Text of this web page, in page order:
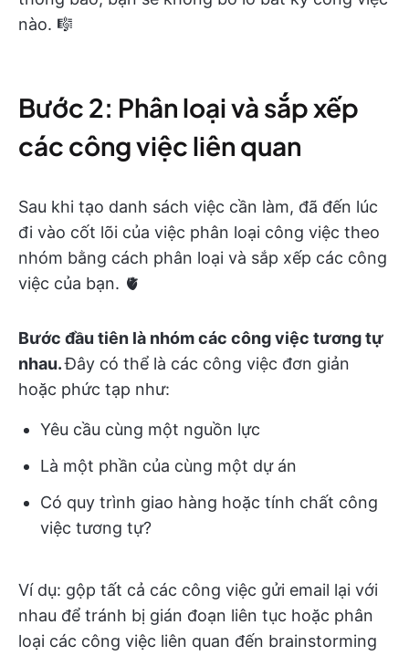
nào. 🎼
Bước 2: Phân loại và sắp xếp
các công việc liên quan
Sau khi tạo danh sách việc cần làm, đã đến lúc
đi vào cốt lõi của việc phân loại công việc theo
nhóm bằng cách phân loại và sắp xếp các công
việc của bạn. 🫀
Bước đầu tiên là nhóm các công việc tương tự
nhau.Đây có thể là các công việc đơn giản
hoặc phức tạp như:
Yêu cầu cùng một nguồn lực
Là một phần của cùng một dự án
Có quy trình giao hàng hoặc tính chất công
việc tương tự?
Ví dụ: gộp tất cả các công việc gửi email lại với
nhau để tránh bị gián đoạn liên tục hoặc phân
loại các công việc liên quan đến brainstorming